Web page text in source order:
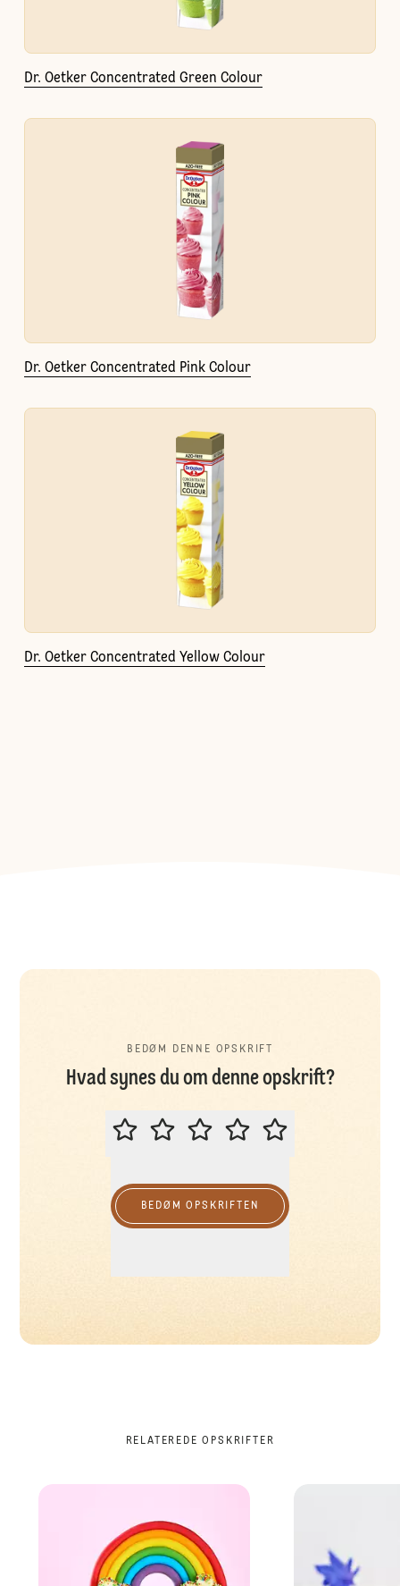
Dr. Oetker Concentrated Green Colour
Dr. Oetker Concentrated Pink Colour
Dr. Oetker Concentrated Yellow Colour
BEDØM DENNE OPSKRIFT
Hvad synes du om denne opskrift?
BEDØM DENNE OPSKRIFT
BEDØM OPSKRIFTEN
RELATEREDE OPSKRIFTER